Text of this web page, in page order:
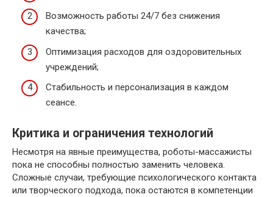
Возможность работы 24/7 без снижения
качества;
Оптимизация расходов для оздоровительных
учреждений;
Стабильность и персонализация в каждом
сеансе.
Критика и ограничения технологий
Несмотря на явные преимущества, роботы-массажисты
пока не способны полностью заменить человека.
Сложные случаи, требующие психологического контакта
или творческого подхода, пока остаются в компетенции